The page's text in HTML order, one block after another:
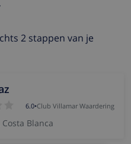
2 stappen van je
6.0•Club Villamar Waardering
Blanca